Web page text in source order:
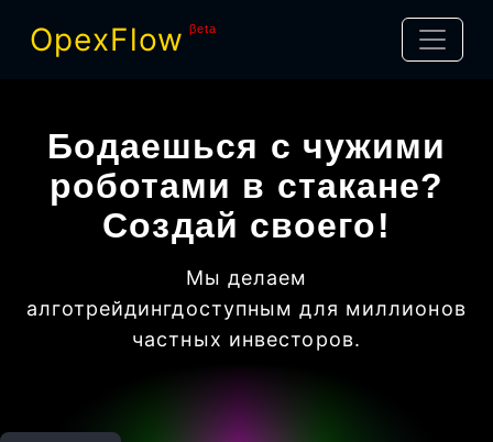
OpexFlow βeta
Бодаешься с чужими
роботами в стакане?
Создай своего!
Мы делаем
алготрейдингдоступным для миллионов
частных инвесторов.